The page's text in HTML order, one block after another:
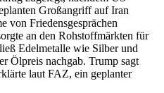
Großangriff auf Iran
von Friedensgesprächen
an den Rohstoffmärkten für
Edelmetalle wie Silber und
Ölpreis nachgab. Trump sagt
laut FAZ, ein geplanter